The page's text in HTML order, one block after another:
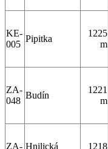
KE-
005
Pipitka
1225
m
ZA-
048
Budín
1221
m
ZA- Hnilická
1218